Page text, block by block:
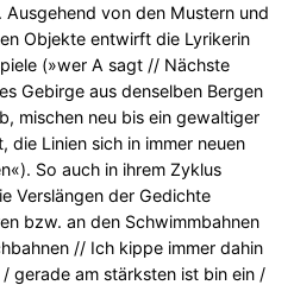
Ausgehend von den Mustern und
Objekte entwirft die Lyrikerin
(»wer A sagt // Nächste
Gebirge aus denselben Bergen
mischen neu bis ein gewaltiger
die Linien sich in immer neuen
So auch in ihrem Zyklus
Verslängen der Gedichte
bzw. an den Schwimmbahnen
// Ich kippe immer dahin
gerade am stärksten ist bin ein /